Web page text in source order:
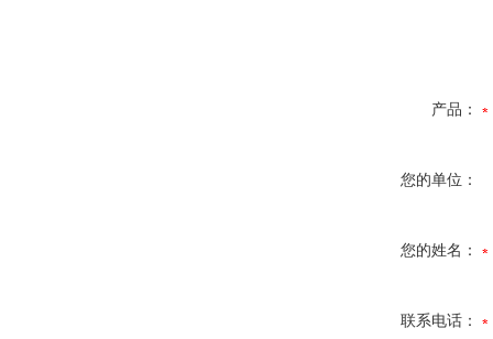
产品：
您的单位：
您的姓名：
联系电话：